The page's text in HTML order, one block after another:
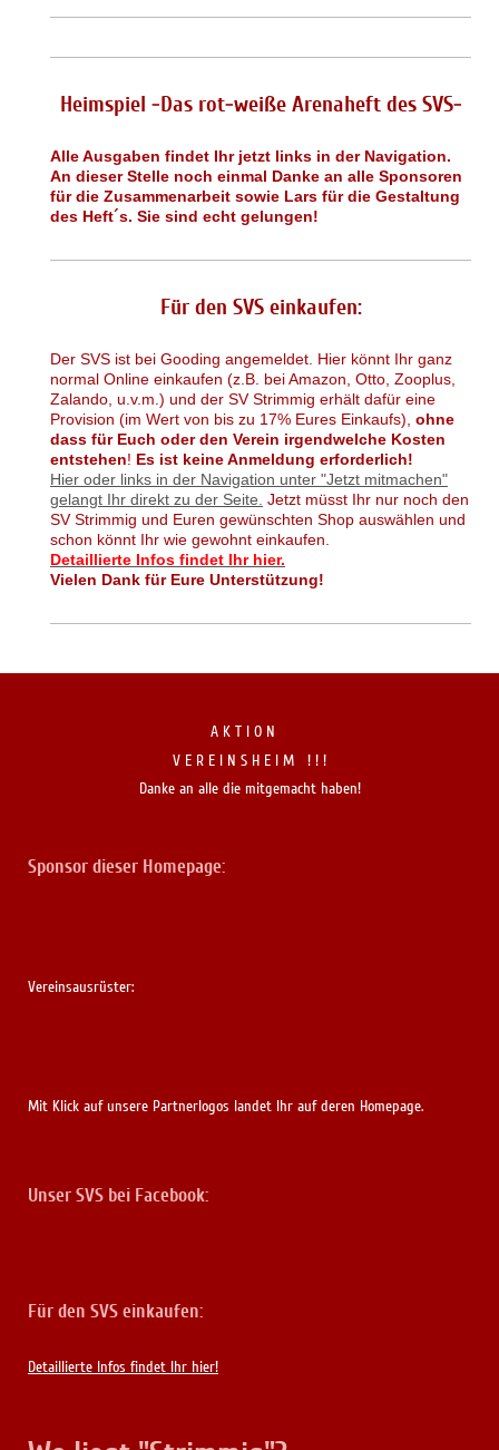
Heimspiel -Das rot-weiße Arenaheft des SVS-
Alle Ausgaben findet Ihr jetzt links in der Navigation.
An dieser Stelle noch einmal Danke an alle Sponsoren
für die Zusammenarbeit sowie Lars für die Gestaltung
des Heft´s. Sie sind echt gelungen!
Für den SVS einkaufen:
Der SVS ist bei Gooding angemeldet. Hier könnt Ihr ganz
normal Online einkaufen (z.B. bei Amazon, Otto, Zooplus,
Zalando, u.v.m.) und der SV Strimmig erhält dafür eine
Provision (im Wert von bis zu 17% Eures Einkaufs), ohne
dass für Euch oder den Verein irgendwelche Kosten
entstehen! Es ist keine Anmeldung erforderlich!
Hier oder links in der Navigation unter "Jetzt mitmachen"
gelangt Ihr direkt zu der Seite. Jetzt müsst Ihr nur noch den
SV Strimmig und Euren gewünschten Shop auswählen und
schon könnt Ihr wie gewohnt einkaufen.
Detaillierte Infos findet Ihr hier.
Vielen Dank für Eure Unterstützung!
A K T I O N
V E R E I N S H E I M ! ! !
Danke an alle die mitgemacht haben!
Sponsor dieser Homepage:
Vereinsausrüster:
Mit Klick auf unsere Partnerlogos landet Ihr auf deren Homepage.
Unser SVS bei Facebook:
Für den SVS einkaufen:
Detaillierte Infos findet Ihr hier!